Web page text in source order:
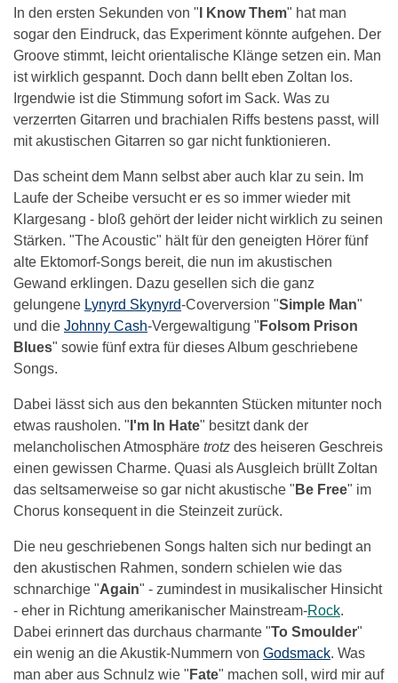
In den ersten Sekunden von " I Know Them" hat man
sogar den Eindruck, das Experiment könnte aufgehen. Der
Groove stimmt, leicht orientalische Klänge setzen ein. Man
ist wirklich gespannt. Doch dann bellt eben Zoltan los.
Irgendwie ist die Stimmung sofort im Sack. Was zu
verzerrten Gitarren und brachialen Riffs bestens passt, will
mit akustischen Gitarren so gar nicht funktionieren.
Das scheint dem Mann selbst aber auch klar zu sein. Im
Laufe der Scheibe versucht er es so immer wieder mit
Klargesang - bloß gehört der leider nicht wirklich zu seinen
Stärken. "The Acoustic" hält für den geneigten Hörer fünf
alte Ektomorf-Songs bereit, die nun im akustischen
Gewand erklingen. Dazu gesellen sich die ganz
gelungene Lynyrd Skynyrd-Coverversion "Simple Man"
und die Johnny Cash-Vergewaltigung " Folsom Prison
Blues" sowie fünf extra für dieses Album geschriebene
Songs.
Dabei lässt sich aus den bekannten Stücken mitunter noch
etwas rausholen. " I'm In Hate" besitzt dank der
melancholischen Atmosphäre trotz des heiseren Geschreis
einen gewissen Charme. Quasi als Ausgleich brüllt Zoltan
das seltsamerweise so gar nicht akustische " Be Free" im
Chorus konsequent in die Steinzeit zurück.
Die neu geschriebenen Songs halten sich nur bedingt an
den akustischen Rahmen, sondern schielen wie das
schnarchige "Again" - zumindest in musikalischer Hinsicht
- eher in Richtung amerikanischer Mainstream-Rock.
Dabei erinnert das durchaus charmante "To Smoulder"
ein wenig an die Akustik-Nummern von Godsmack. Was
man aber aus Schnulz wie " Fate" machen soll, wird mir auf